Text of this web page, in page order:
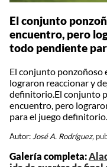
El conjunto
encuentro, pero
todo pendiente
El conjunto ponzoñoso
lograron reaccionar y
definitorio.El conjunto
encuentro, pero
para el juego definitorio.
Autor:José A. Rodríguez,
Galería completa: